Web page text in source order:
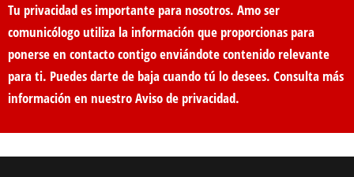
Tu privacidad es importante para nosotros. Amo ser
comunicólogo utiliza la información que proporcionas para
ponerse en contacto contigo enviándote contenido relevante
para ti. Puedes darte de baja cuando tú lo desees. Consulta más
información en nuestroAviso de privacidad.